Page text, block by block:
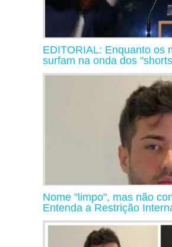
EDITORIAL: Enquanto os
surfam na onda dos
Nome "limpo", mas não
Entenda a Restrição